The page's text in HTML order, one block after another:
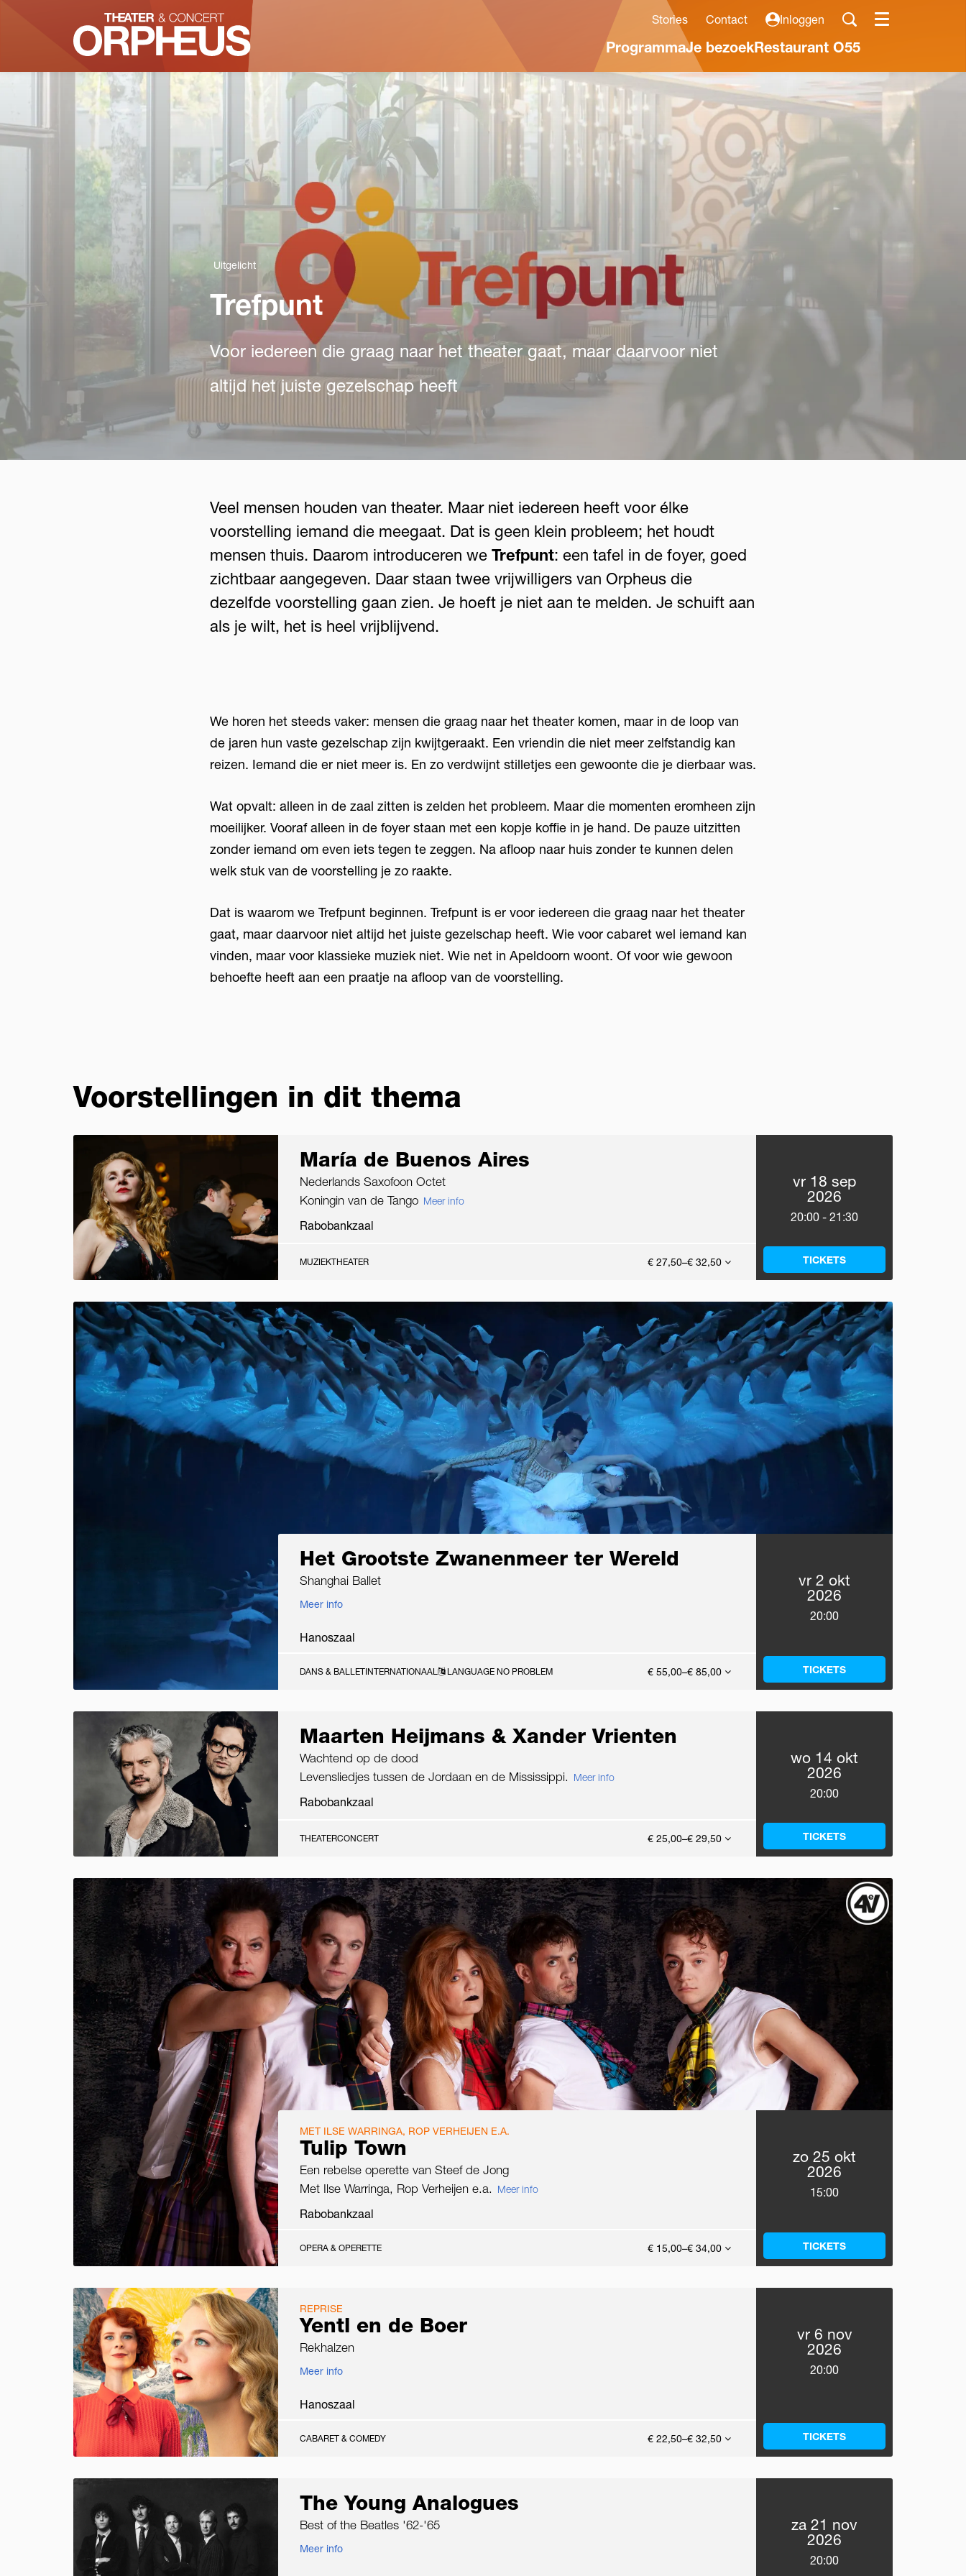
Stories Contact Inloggen
ProgrammaJe bezoekRestaurant O55
Menu
Uitgelicht
Trefpunt
Voor iedereen die graag naar het theater gaat, maar daarvoor niet
altijd het juiste gezelschap heeft
Veel mensen houden van theater. Maar niet iedereen heeft voor élke
voorstelling iemand die meegaat. Dat is geen klein probleem; het houdt
mensen thuis. Daarom introduceren we Trefpunt: een tafel in de foyer, goed
zichtbaar aangegeven. Daar staan twee vrijwilligers van Orpheus die
dezelfde voorstelling gaan zien. Je hoeft je niet aan te melden. Je schuift aan
als je wilt, het is heel vrijblijvend.
We horen het steeds vaker: mensen die graag naar het theater komen, maar in de loop van
de jaren hun vaste gezelschap zijn kwijtgeraakt. Een vriendin die niet meer zelfstandig kan
reizen. Iemand die er niet meer is. En zo verdwijnt stilletjes een gewoonte die je dierbaar was.
Wat opvalt: alleen in de zaal zitten is zelden het probleem. Maar die momenten eromheen zijn
moeilijker. Vooraf alleen in de foyer staan met een kopje koffie in je hand. De pauze uitzitten
zonder iemand om even iets tegen te zeggen. Na afloop naar huis zonder te kunnen delen
welk stuk van de voorstelling je zo raakte.
Dat is waarom we Trefpunt beginnen. Trefpunt is er voor iedereen die graag naar het theater
gaat, maar daarvoor niet altijd het juiste gezelschap heeft. Wie voor cabaret wel iemand kan
vinden, maar voor klassieke muziek niet. Wie net in Apeldoorn woont. Of voor wie gewoon
behoefte heeft aan een praatje na afloop van de voorstelling.
Voorstellingen in dit thema
María de Buenos Aires
Nederlands Saxofoon Octet
Koningin van de Tango Meer info
Rabobankzaal
MUZIEKTHEATER € 27,50–€ 32,50
vr 18 sep
2026
20:00 - 21:30
TICKETS
Het Grootste Zwanenmeer ter Wereld
Shanghai Ballet
Meer info
Hanoszaal
DANS & BALLETINTERNATIONAAL LANGUAGE NO PROBLEM € 55,00–€ 85,00
vr 2 okt
2026
20:00
TICKETS
Maarten Heijmans & Xander Vrienten
Wachtend op de dood
Levensliedjes tussen de Jordaan en de Mississippi. Meer info
Rabobankzaal
THEATERCONCERT € 25,00–€ 29,50
wo 14 okt
2026
20:00
TICKETS
Tulip Town
Een rebelse operette van Steef de Jong
MET ILSE WARRINGA, ROP VERHEIJEN E.A.
Met Ilse Warringa, Rop Verheijen e.a. Meer info
Rabobankzaal
OPERA & OPERETTE € 15,00–€ 34,00
zo 25 okt
2026
15:00
TICKETS
Yentl en de Boer
Rekhalzen
REPRISE
Meer info
Hanoszaal
CABARET & COMEDY € 22,50–€ 32,50
vr 6 nov
2026
20:00
TICKETS
The Young Analogues
Best of the Beatles '62-'65
Meer info
za 21 nov
2026
20:00